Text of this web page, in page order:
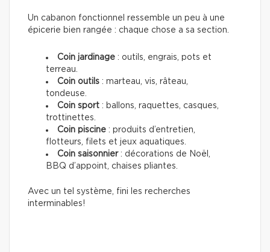
Un cabanon fonctionnel ressemble un peu à une
épicerie bien rangée : chaque chose a sa section.
Coin jardinage : outils, engrais, pots et
terreau.
Coin outils : marteau, vis, râteau,
tondeuse.
Coin sport : ballons, raquettes, casques,
trottinettes.
Coin piscine : produits d’entretien,
flotteurs, filets et jeux aquatiques.
Coin saisonnier: décorations de Noël,
BBQ d’appoint, chaises pliantes.
Avec un tel système, fini les recherches
interminables!